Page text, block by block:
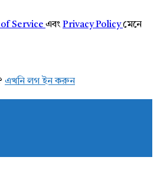
Service এবং Privacy Policyমেনে
এখনি লগ ইন করুন